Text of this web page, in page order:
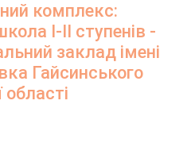
комплекс:
І-ІІ ступенів -
заклад імені
Гайсинського
області